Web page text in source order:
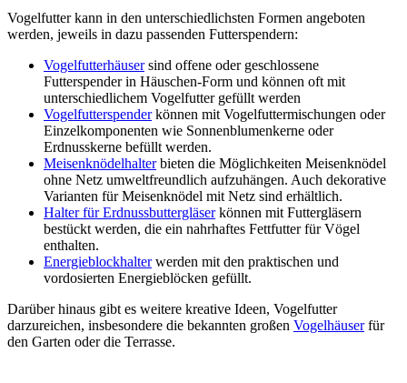
Vogelfutter kann in den unterschiedlichsten Formen angeboten
werden, jeweils in dazu passenden Futterspendern:
Vogelfutterhäusersind offene oder geschlossene
Futterspender in Häuschen-Form und können oft mit
unterschiedlichem Vogelfutter gefüllt werden
Vogelfutterspenderkönnen mit Vogelfuttermischungen oder
Einzelkomponenten wie Sonnenblumenkerne oder
Erdnusskerne befüllt werden.
Meisenknödelhalterbieten die Möglichkeiten Meisenknödel
ohne Netz umweltfreundlich aufzuhängen. Auch dekorative
Varianten für Meisenknödel mit Netz sind erhältlich.
Halter für Erdnussbuttergläserkönnen mit Futtergläsern
bestückt werden, die ein nahrhaftes Fettfutter für Vögel
enthalten.
Energieblockhalterwerden mit den praktischen und
vordosierten Energieblöcken gefüllt.
Darüber hinaus gibt es weitere kreative Ideen, Vogelfutter
darzureichen, insbesondere die bekannten großen Vogelhäuserfür
den Garten oder die Terrasse.